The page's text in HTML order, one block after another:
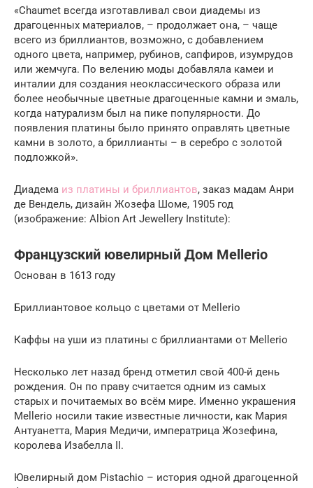
«Chaumet всегда изготавливал свои диадемы из
драгоценных материалов, – продолжает она, – чаще
всего из бриллиантов, возможно, с добавлением
одного цвета, например, рубинов, сапфиров, изумрудов
или жемчуга. По велению моды добавляла камеи и
инталии для создания неоклассического образа или
более необычные цветные драгоценные камни и эмаль,
когда натурализм был на пике популярности. До
появления платины было принято оправлять цветные
камни в золото, а бриллианты – в серебро с золотой
подложкой».
Диадема из платины и бриллиантов, заказ мадам Анри
де Вендель, дизайн Жозефа Шоме, 1905 год
(изображение: Albion Art Jewellery Institute):
Французский ювелирный Дом Mellerio
Основан в 1613 году
Бриллиантовое кольцо с цветами от Mellerio
Каффы на уши из платины с бриллиантами от Mellerio
Несколько лет назад бренд отметил свой 400-й день
рождения. Он по праву считается одним из самых
старых и почитаемых во всём мире. Именно украшения
Mellerio носили такие известные личности, как Мария
Антуанетта, Мария Медичи, императрица Жозефина,
королева Изабелла II.
Ювелирный дом Pistachio – история одной драгоценной